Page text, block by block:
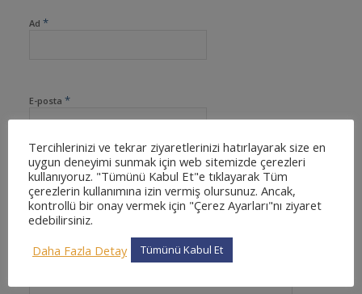
Ad *
E-posta *
İnternet sitesi
Tercihlerinizi ve tekrar ziyaretlerinizi hatırlayarak size en
uygun deneyimi sunmak için web sitemizde çerezleri
kullanıyoruz. "Tümünü Kabul Et"e tıklayarak Tüm
çerezlerin kullanımına izin vermiş olursunuz. Ancak,
kontrollü bir onay vermek için "Çerez Ayarları"nı ziyaret
edebilirsiniz.
Daha Fazla Detay
Tümünü Kabul Et